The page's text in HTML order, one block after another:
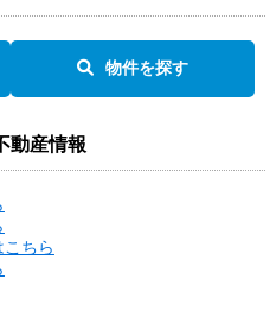
物件を探す
動産情報
ちら